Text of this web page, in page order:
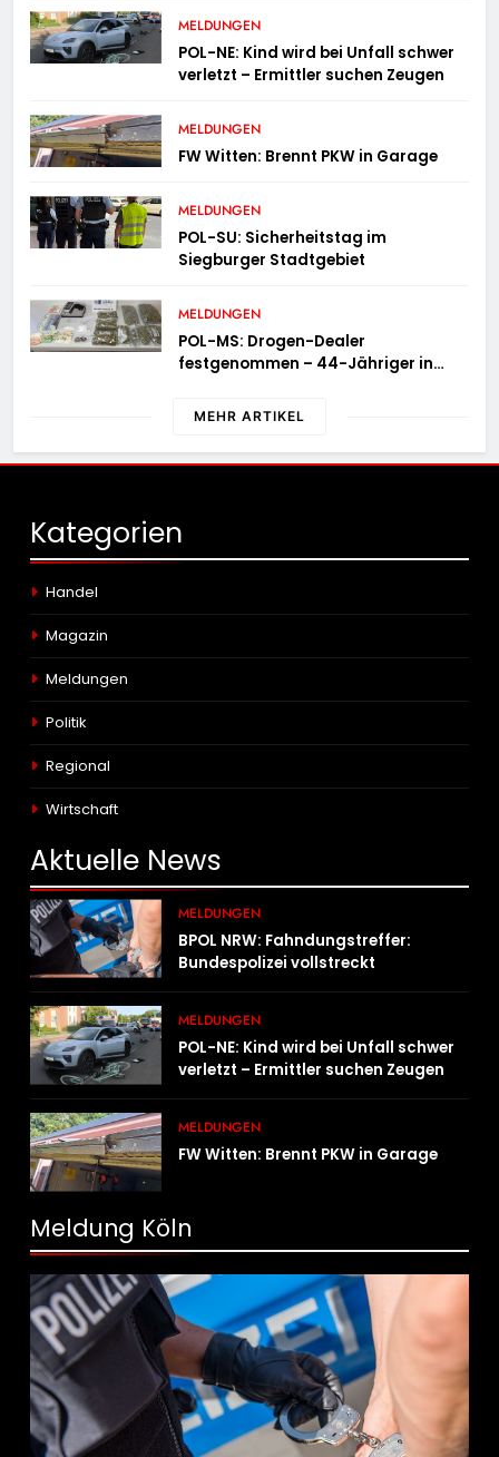
MELDUNGEN
POL-NE: Kind wird bei Unfall schwer
verletzt – Ermittler suchen Zeugen
MELDUNGEN
FW Witten: Brennt PKW in Garage
MELDUNGEN
POL-SU: Sicherheitstag im
Siegburger Stadtgebiet
MELDUNGEN
POL-MS: Drogen-Dealer
festgenommen – 44-Jähriger in
MEHR ARTIKEL
Kategorien
Handel
Magazin
Meldungen
Politik
Regional
Wirtschaft
Aktuelle News
MELDUNGEN
BPOL NRW: Fahndungstreffer:
Bundespolizei vollstreckt
MELDUNGEN
POL-NE: Kind wird bei Unfall schwer
verletzt – Ermittler suchen Zeugen
MELDUNGEN
FW Witten: Brennt PKW in Garage
Meldung Köln